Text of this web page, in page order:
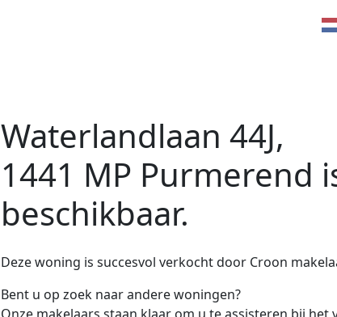
Waterlandlaan 44J,
1441 MP Purmerend
beschikbaar.
Deze woning is succesvol verkocht door Croon
Bent u op zoek naar andere woningen?